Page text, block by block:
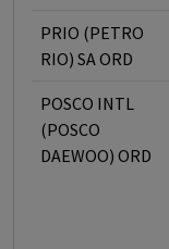
PRIO (PETRO
RIO) SA ORD
POSCO INTL
(POSCO
DAEWOO) ORD